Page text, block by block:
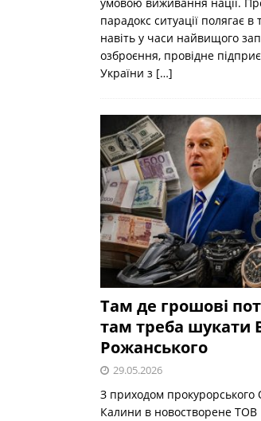
парадокс ситуації полягає
навіть у часи найвищого
озброєння, провідне
України з […]
Там де грошові
там треба шукати
Рожанського
29.05.2026
З приходом прокурорського
Калини в новостворене ТОВ